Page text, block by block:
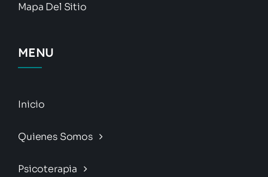
Mapa Del Sitio
MENU
Inicio
Quienes Somos
Psicoterapia